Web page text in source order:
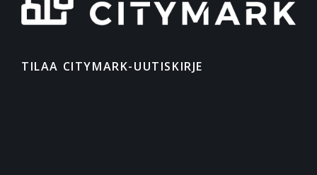
TILAA CITYMARK-UUTISKIRJE